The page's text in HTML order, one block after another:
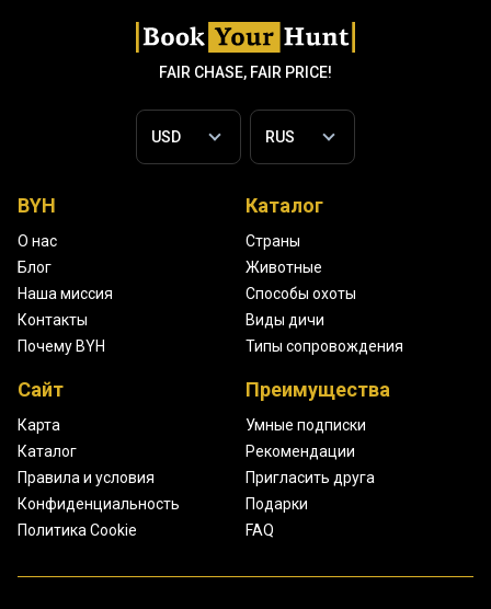
FAIR CHASE, FAIR PRICE!
BYH
О нас
Блог
Наша миссия
Контакты
Почему BYH
Каталог
Страны
Животные
Способы охоты
Виды дичи
Типы сопровождения
Сайт
Карта
Каталог
Правила и условия
Конфиденциальность
Политика Cookie
Преимущества
Умные подписки
Рекомендации
Пригласить друга
Подарки
FAQ